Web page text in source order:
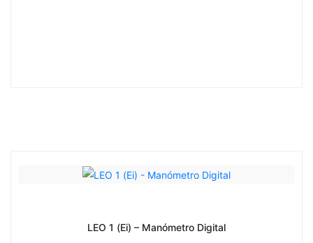
LEO 1 (Ei) – Manómetro Digital